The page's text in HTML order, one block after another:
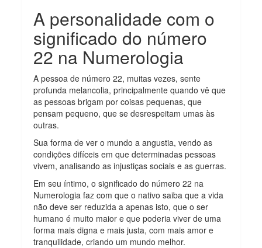
A personalidade com o
significado do número
22 na Numerologia
A pessoa de número 22, muitas vezes, sente
profunda melancolia, principalmente quando vê que
as pessoas brigam por coisas pequenas, que
pensam pequeno, que se desrespeitam umas às
outras.
Sua forma de ver o mundo a angustia, vendo as
condições difíceis em que determinadas pessoas
vivem, analisando as injustiças sociais e as guerras.
Em seu íntimo, o significado do número 22 na
Numerologia faz com que o nativo saiba que a vida
não deve ser reduzida a apenas isto, que o ser
humano é muito maior e que poderia viver de uma
forma mais digna e mais justa, com mais amor e
tranquilidade, criando um mundo melhor.